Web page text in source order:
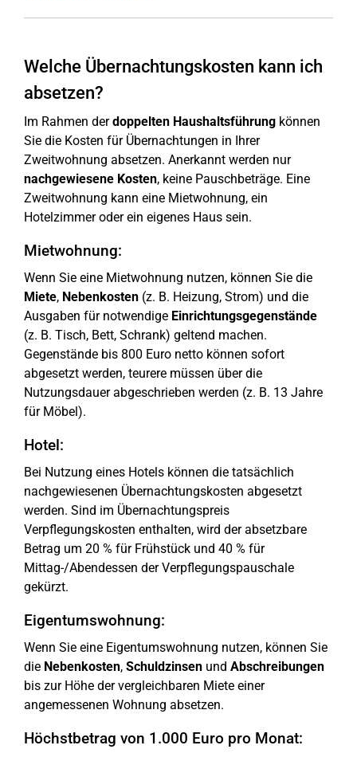
Welche Übernachtungskosten kann ich
absetzen?
Im Rahmen derdoppelten Haushaltsführung können
Sie die Kosten für Übernachtungen in Ihrer
Zweitwohnung absetzen. Anerkannt werden nur
nachgewiesene Kosten, keine Pauschbeträge. Eine
Zweitwohnung kann eine Mietwohnung, ein
Hotelzimmer oder ein eigenes Haus sein.
Mietwohnung:
Wenn Sie eine Mietwohnung nutzen, können Sie die
Miete, Nebenkosten (z. B. Heizung, Strom) und die
Ausgaben für notwendige Einrichtungsgegenstände
(z. B. Tisch, Bett, Schrank) geltend machen.
Gegenstände bis 800 Euro netto können sofort
abgesetzt werden, teurere müssen über die
Nutzungsdauer abgeschrieben werden (z. B. 13 Jahre
für Möbel).
Hotel:
Bei Nutzung eines Hotels können die tatsächlich
nachgewiesenen Übernachtungskosten abgesetzt
werden. Sind im Übernachtungspreis
Verpflegungskosten enthalten, wird der absetzbare
Betrag um 20 % für Frühstück und 40 % für
Mittag-/Abendessen der Verpflegungspauschale
gekürzt.
Eigentumswohnung:
Wenn Sie eine Eigentumswohnung nutzen, können Sie
die Nebenkosten, Schuldzinsen und Abschreibungen
bis zur Höhe der vergleichbaren Miete einer
angemessenen Wohnung absetzen.
Höchstbetrag von 1.000 Euro pro Monat: